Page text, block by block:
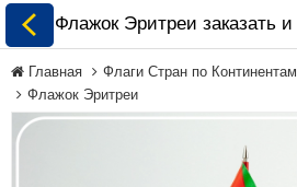
Главная Флаги Стран по Континентам
Флажок Эритреи